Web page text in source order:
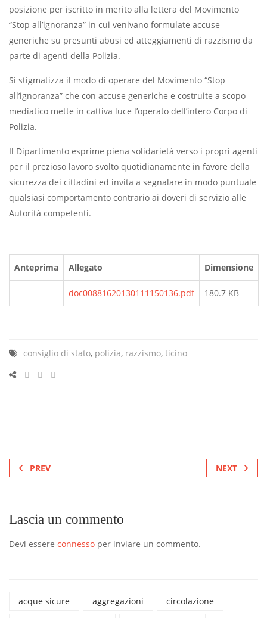
posizione per iscritto in merito alla lettera del Movimento
“Stop all’ignoranza” in cui venivano formulate accuse
generiche su presunti abusi ed atteggiamenti di razzismo da
parte di agenti della Polizia.
Si stigmatizza il modo di operare del Movimento “Stop
all’ignoranza” che con accuse generiche e costruite a scopo
mediatico mette in cattiva luce l’operato dell’intero Corpo di
Polizia.
Il Dipartimento esprime piena solidarietà verso i propri agenti
per il prezioso lavoro svolto quotidianamente in favore della
sicurezza dei cittadini ed invita a segnalare in modo puntuale
qualsiasi comportamento contrario ai doveri di servizio alle
Autorità competenti.
Anteprima Allegato Dimensione
doc00881620130111150136.pdf 180.7 KB
consiglio di stato, polizia, razzismo, ticino
PREV NEXT
Lascia un commento
Devi essere connesso per inviare un commento.
acque sicure aggregazioni
circolazione